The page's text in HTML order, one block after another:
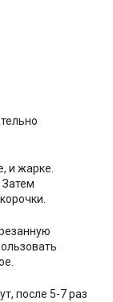
и жарке.
Затем
после 5-7 раз